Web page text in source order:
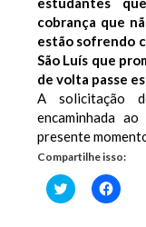
cobrança que
estão sofrendo
São Luís que
de volta passe
A solicitação
encaminhada
presente
Compartilhe isso:
Clique
para
Clique
para